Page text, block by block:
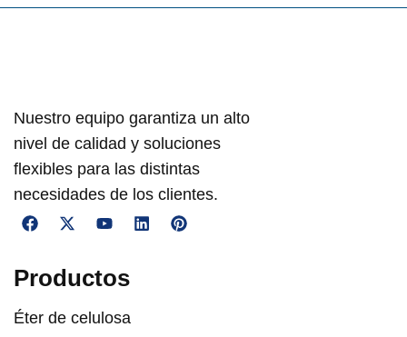
Nuestro equipo garantiza un alto
nivel de calidad y soluciones
flexibles para las distintas
necesidades de los clientes.
Productos
Éter de celulosa